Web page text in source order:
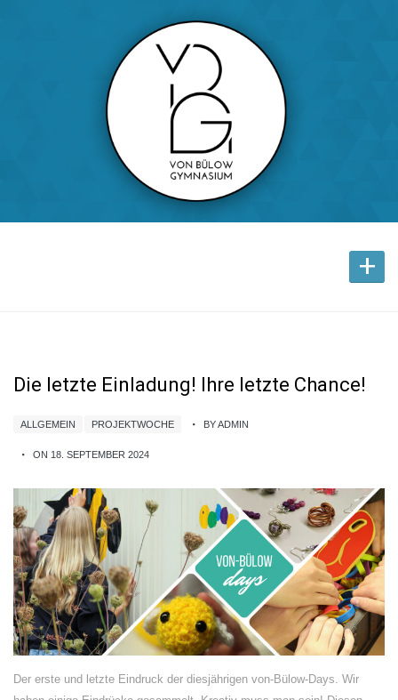
+
Die letzte Einladung! Ihre letzte Chance!
ALLGEMEIN PROJEKTWOCHE BY ADMIN
ON 18. SEPTEMBER 2024
Der erste und letzte Eindruck der diesjährigen von-Bülow-Days. Wir